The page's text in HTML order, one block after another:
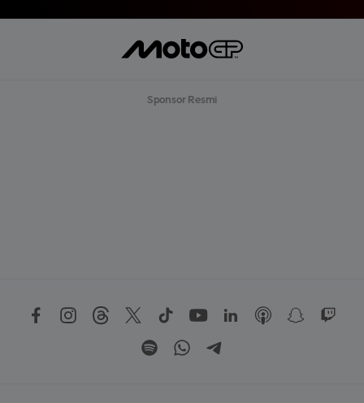
Sponsor Resmi